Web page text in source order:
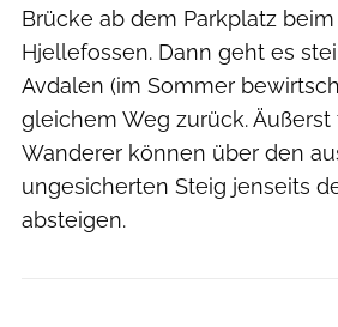
Brücke ab dem Parkplatz
Hjellefossen. Dann geht es
Avdalen (im Sommer
gleichem Weg zurück.
Wanderer können über den
ungesicherten Steig jenseits
absteigen.